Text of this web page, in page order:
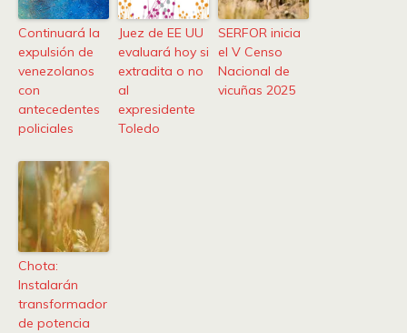
Continuará la
expulsión de
venezolanos
con
antecedentes
policiales
Juez de EE UU
evaluará hoy si
extradita o no
al
expresidente
Toledo
SERFOR inicia
el V Censo
Nacional de
vicuñas 2025
Chota:
Instalarán
transformador
de potencia